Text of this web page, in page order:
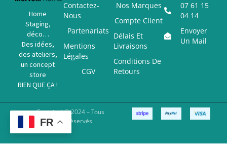
Home
Staging,
déco…
Des idées,
des ateliers,
un concept
store
RIEN QUE ÇA !
Contactez-
Nous
Partenariats
Mentions
Légales
CGV
Nos Marques
Compte Client
Délais Et
Livraisons
Conditions De
Retours
07 61 15
04 14
Envoyer
Un Mail
Copyright © 2024 – Tous
Droits Réservés
FR